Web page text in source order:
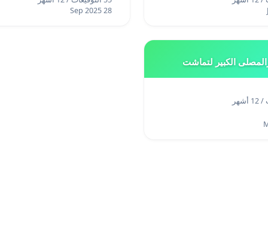
28 Sep 2025
الكبير لتماشت